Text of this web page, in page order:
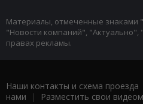
Материалы, отмеченные знаками
"Новости компаний", "Актуально",
правах рекламы.
Наши контакты и схема проезда
нами | Разместить свои